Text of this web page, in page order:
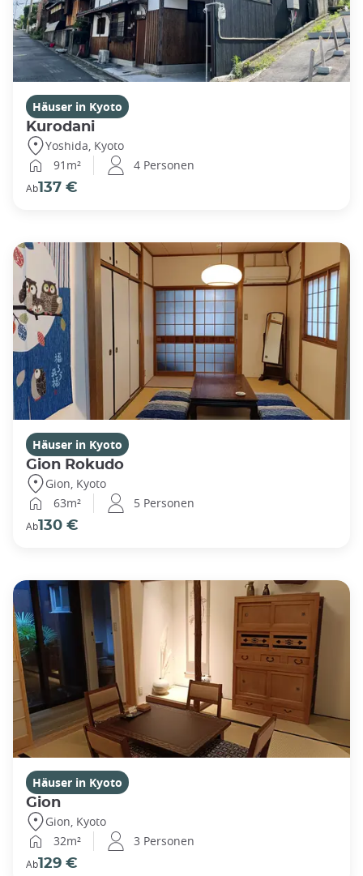
Häuser in Kyoto
Kurodani
Yoshida, Kyoto
91m²
4 Personen
Ab137 €
Häuser in Kyoto
Gion Rokudo
Gion, Kyoto
63m²
5 Personen
Ab130 €
Häuser in Kyoto
Gion
Gion, Kyoto
32m²
3 Personen
Ab129 €